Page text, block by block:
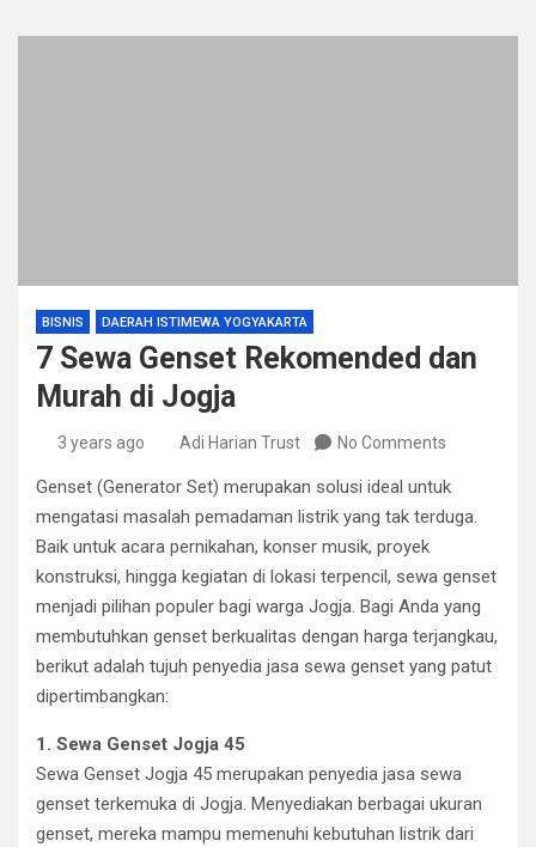
BISNIS DAERAH ISTIMEWA YOGYAKARTA
7 Sewa Genset Rekomended dan
Murah di Jogja
3 years ago Adi Harian Trust No Comments
Genset (Generator Set) merupakan solusi ideal untuk
mengatasi masalah pemadaman listrik yang tak terduga.
Baik untuk acara pernikahan, konser musik, proyek
konstruksi, hingga kegiatan di lokasi terpencil, sewa genset
menjadi pilihan populer bagi warga Jogja. Bagi Anda yang
membutuhkan genset berkualitas dengan harga terjangkau,
berikut adalah tujuh penyedia jasa sewa genset yang patut
dipertimbangkan:
1. Sewa Genset Jogja 45
Sewa Genset Jogja 45 merupakan penyedia jasa sewa
genset terkemuka di Jogja. Menyediakan berbagai ukuran
genset, mereka mampu memenuhi kebutuhan listrik dari